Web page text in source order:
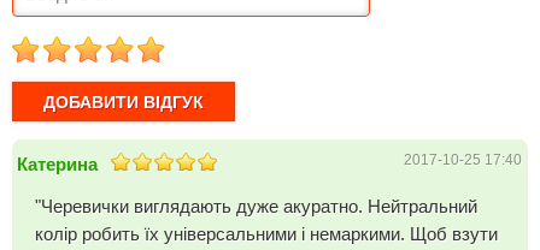
1 2 3 4 5
Катерина 2017-10-25 17:40
"Черевички виглядають дуже акуратно. Нейтральний
колір робить їх універсальними і немаркими. Щоб взути